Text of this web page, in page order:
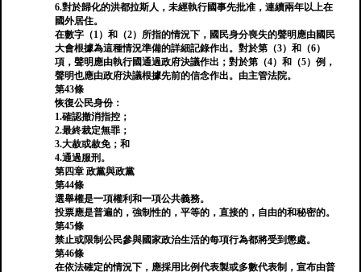
6.對於歸化的洪都拉斯人，未經執行國事先批准，連續兩年以上在
國外居住。
在數字（1）和（2）所指的情況下，國民身分喪失的聲明應由國民
大會根據為這種情況準備的詳細記錄作出。對於第（3）和（6）
項，聲明應由執行國通過政府決議作出；對於第（4）和（5）例，
聲明也應由政府決議根據先前的信念作出。由主管法院。
第43條
恢復公民身份：
1.確認撤消指控；
2.最終裁定無罪；
3.大赦或赦免；和
4.通過服刑。
第四章 政黨與政黨
第44條
選舉權是一項權利和一項公共義務。
投票應是普遍的，強制性的，平等的，直接的，自由的和秘密的。
第45條
禁止或限制公民參與國家政治生活的每項行為都將受到懲處。
第46條
在依法確定的情況下，應採用比例代表製或多數代表制，宣布由普